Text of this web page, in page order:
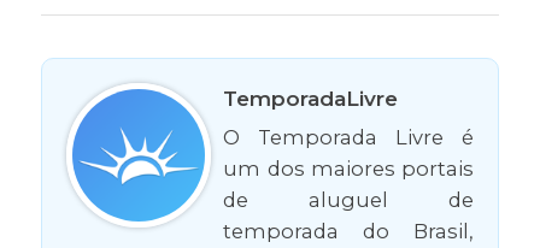
TemporadaLivre
O Temporada Livre é
um dos maiores portais
de aluguel de
temporada do Brasil,